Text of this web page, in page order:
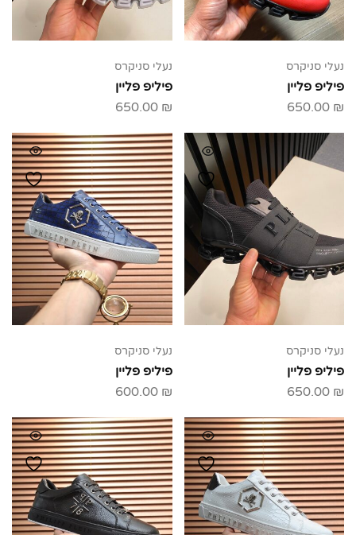
נעלי סניקרס
פיליפ פליין
650.00 ₪
נעלי סניקרס
פיליפ פליין
650.00 ₪
נעלי סניקרס
פיליפ פליין
650.00 ₪
נעלי סניקרס
פיליפ פליין
600.00 ₪